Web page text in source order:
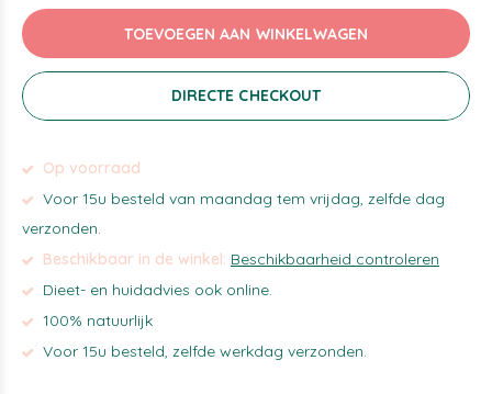
TOEVOEGEN AAN WINKELWAGEN
DIRECTE CHECKOUT
Op voorraad
Voor 15u besteld van maandag tem vrijdag, zelfde dag
verzonden.
Beschikbaar in de winkel: Beschikbaarheid controleren
Dieet- en huidadvies ook online.
100% natuurlijk
Voor 15u besteld, zelfde werkdag verzonden.